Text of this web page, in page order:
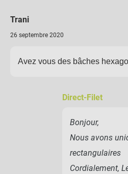
Trani
26 septembre 2020
Avez vous des bâches
Direct-Filet
Bonjour,
Nous avons
rectangulaires
Cordialement,